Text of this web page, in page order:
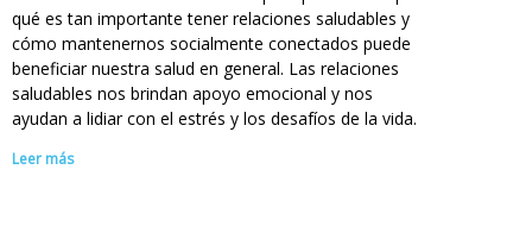
qué es tan importante tener relaciones saludables y
cómo mantenernos socialmente conectados puede
beneficiar nuestra salud en general. Las relaciones
saludables nos brindan apoyo emocional y nos
ayudan a lidiar con el estrés y los desafíos de la vida.
Leer más